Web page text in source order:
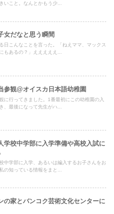
いこと。なんとかもう少...
女だなと思う瞬間
日こんなことを言った。「ねえママ、マックス
もあるの？」えええええ...
参観@オイスカ日本語幼稚園
に行ってきました。1番最初にこの幼稚園の入
、最後になって先生がハ...
学校中学部に入学準備や高校入試に
中学部に入学、あるいは編入するお子さんをお
の知っている情報をまと...
の家とバンコク芸術文化センターに